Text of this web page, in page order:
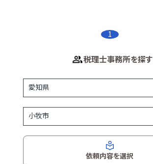
1
税理士事務所を探す
依頼内容を選択